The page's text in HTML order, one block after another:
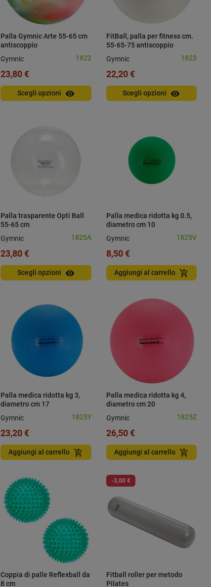
Palla Gymnic Arte 55-65 cm
antiscoppio
Gymnic 1822
23,80 €
Scegli opzioni visibility
FitBall, palla per fitness cm.
55-65-75 antiscoppio
Gymnic 1823
22,20 €
Scegli opzioni visibility
Palla trasparente Opti Ball
55-65 cm
Gymnic 1825A
23,80 €
Scegli opzioni visibility
Palla medica ridotta kg 0.5,
diametro cm 10
Gymnic 1825V
8,50 €
Aggiungi al carrello add_shopping_cart
Palla medica ridotta kg 3,
diametro cm 17
Gymnic 1825Y
23,20 €
Aggiungi al carrello add_shopping_cart
Palla medica ridotta kg 4,
diametro cm 20
Gymnic 1825Z
26,50 €
Aggiungi al carrello add_shopping_cart
Coppia di palle Reflexball da
8 cm
-3,00 €
Fitball roller per metodo
Pilates